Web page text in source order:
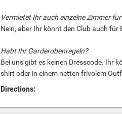
Vermietet Ihr auch einzelne Zimmer
Nein, aber Ihr könnt den Club auch für
Habt Ihr Garderobenregeln?
Bei uns gibt es keinen Dresscode. Ihr
shirt oder in einem netten frivolem
Directions: